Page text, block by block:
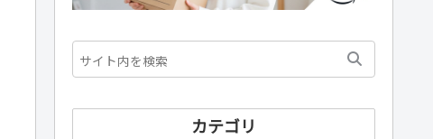
カテゴリ